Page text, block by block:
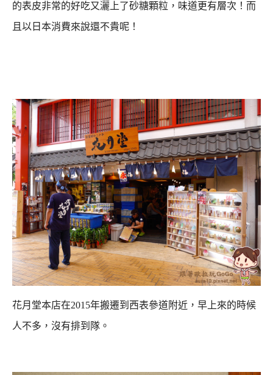
的表皮非常的好吃又灑上了砂糖顆粒，味道更有層次！而
且以日本消費來說還不貴呢！
花月堂本店在2015年搬遷到西表參道附近，早上來的時候
人不多，沒有排到隊。